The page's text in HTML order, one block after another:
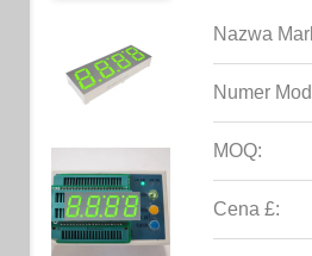
Nazwa
Numer
MOQ:
Cena £: